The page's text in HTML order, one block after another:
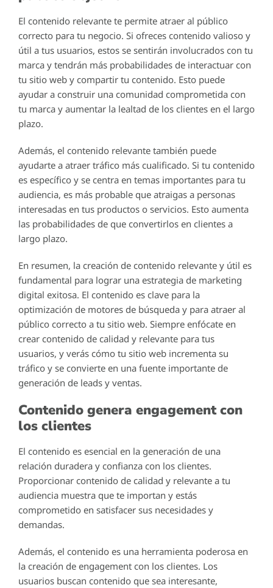
El contenido relevante te permite atraer al público
correcto para tu negocio. Si ofreces contenido valioso y
útil a tus usuarios, estos se sentirán involucrados con tu
marca y tendrán más probabilidades de interactuar con
tu sitio web y compartir tu contenido. Esto puede
ayudar a construir una comunidad comprometida con
tu marca y aumentar la lealtad de los clientes en el largo
plazo.
Además, el contenido relevante también puede
ayudarte a atraer tráfico más cualificado. Si tu contenido
es específico y se centra en temas importantes para tu
audiencia, es más probable que atraigas a personas
interesadas en tus productos o servicios. Esto aumenta
las probabilidades de que convertirlos en clientes a
largo plazo.
En resumen, la creación de contenido relevante y útil es
fundamental para lograr una estrategia de marketing
digital exitosa. El contenido es clave para la
optimización de motores de búsqueda y para atraer al
público correcto a tu sitio web. Siempre enfócate en
crear contenido de calidad y relevante para tus
usuarios, y verás cómo tu sitio web incrementa su
tráfico y se convierte en una fuente importante de
generación de leads y ventas.
Contenido genera engagement con
los clientes
El contenido es esencial en la generación de una
relación duradera y confianza con los clientes.
Proporcionar contenido de calidad y relevante a tu
audiencia muestra que te importan y estás
comprometido en satisfacer sus necesidades y
demandas.
Además, el contenido es una herramienta poderosa en
la creación de engagement con los clientes. Los
usuarios buscan contenido que sea interesante,